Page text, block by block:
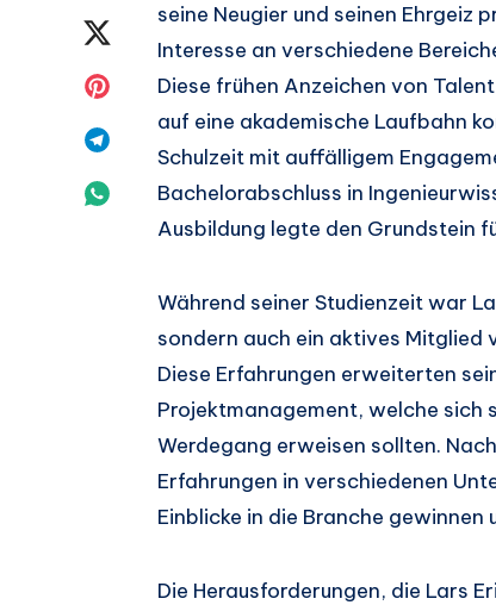
Facebook
teilen.
Twitter
teilen.
Pinterest
teilen.
Telegram
teilen.
Whatsapp
seine Neugier und seinen Ehrgeiz
Interesse an verschiedene
Diese frühen Anzeichen von
auf eine akademische Laufbahn
Schulzeit mit auffälligem
Bachelorabschluss in
Ausbildung legte den Grundstein
Während seiner Studienzeit war
sondern auch ein aktives
Diese Erfahrungen erweiterten
Projektmanagement, welche sich
Werdegang erweisen sollten.
Erfahrungen in verschiedenen
Einblicke in die Branche
Die Herausforderungen, die Lars